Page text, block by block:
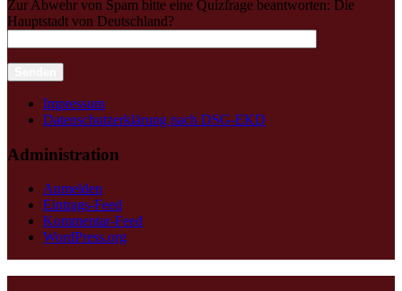
Zur Abwehr von Spam bitte eine Quizfrage beantworten: Die
Hauptstadt von Deutschland?
Impressum
Datenschutzerklärung nach DSG-EKD
Administration
Anmelden
Eintrags-Feed
Kommentar-Feed
WordPress.org